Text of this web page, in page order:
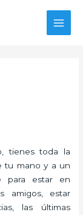
tienes toda la
tu mano y a un
para estar en
amigos, estar
las últimas